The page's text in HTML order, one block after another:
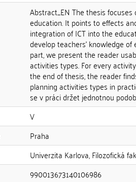
Abstract_EN The thesis
education. It points to effects
integration of ICT into the
develop teachers' knowledge of
part, we present the reader
activities types. For every
the end of thesis, the reader
planning activities types in
se v práci držet jednotnou
V
Praha
Univerzita Karlova, Filozofická
990013673140106986